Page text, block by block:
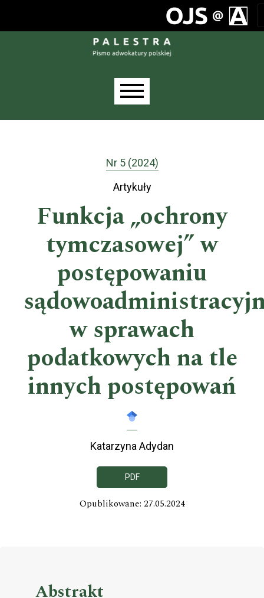
Nr 5 (2024)
Artykuły
Funkcja „ochrony
tymczasowej” w
postępowaniu
w sprawach
podatkowych na tle
innych postępowań
Katarzyna Adydan
PDF
Opublikowane: 27.05.2024
Abstrakt